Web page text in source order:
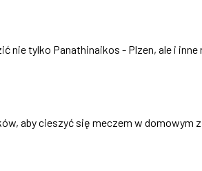
nie tylko Panathinaikos - Plzen, ale i
aby cieszyć się meczem w domowym